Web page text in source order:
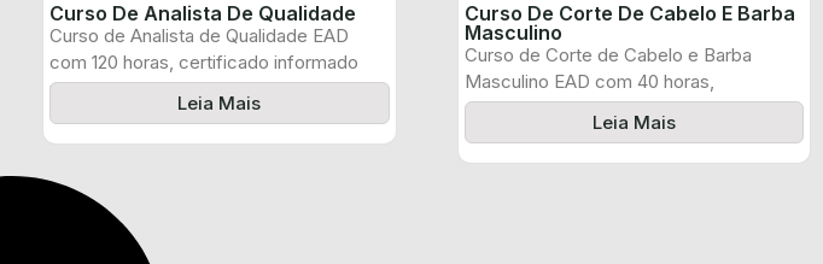
Curso De Analista De Qualidade
Curso de Analista de Qualidade EAD
com 120 horas, certificado informado
pelo produtor ...
Leia Mais
Curso De Corte De Cabelo E Barba
Masculino
Curso de Corte de Cabelo e Barba
Masculino EAD com 40 horas,
certificado ...
Leia Mais